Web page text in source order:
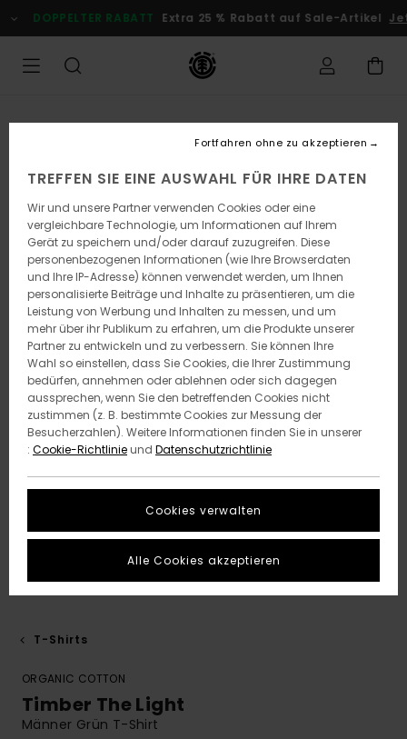
zur
Produktinformation
DOPPELTER RABATT Extra 25 % Rabatt auf Sale-Artikel
T-Shirts
ORGANIC COTTON
Timber The Light
Männer Grün T-Shirt
TREFFEN SIE EINE AUSWAHL FÜR IHRE DATEN
Wir und unsere Partner verwenden Cookies oder eine
vergleichbare Technologie, um Informationen auf Ihrem
Gerät zu speichern und/oder darauf zuzugreifen. Diese
personenbezogenen Informationen (wie Ihre Browserdaten
und Ihre IP-Adresse) können verwendet werden, um Ihnen
personalisierte Beiträge und Inhalte zu präsentieren, um die
Leistung von Werbung und Inhalten zu messen, und um
mehr über ihr Publikum zu erfahren, um die Produkte unserer
Partner zu entwickeln und zu verbessern. Sie können Ihre
Wahl so einstellen, dass Sie Cookies, die Ihrer Zustimmung
bedürfen, annehmen oder ablehnen oder sich dagegen
aussprechen, wenn Sie den betreffenden Cookies nicht
zustimmen (z. B. bestimmte Cookies zur Messung der
Besucherzahlen). Weitere Informationen finden Sie in unserer
: Cookie-Richtlinieund Datenschutzrichtlinie
Cookies verwalten
Fortfahren ohne zu akzeptieren
Alle Cookies akzeptieren